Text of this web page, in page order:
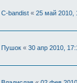
C-bandist « 25 май 2010,
Пушок « 30 апр 2010,